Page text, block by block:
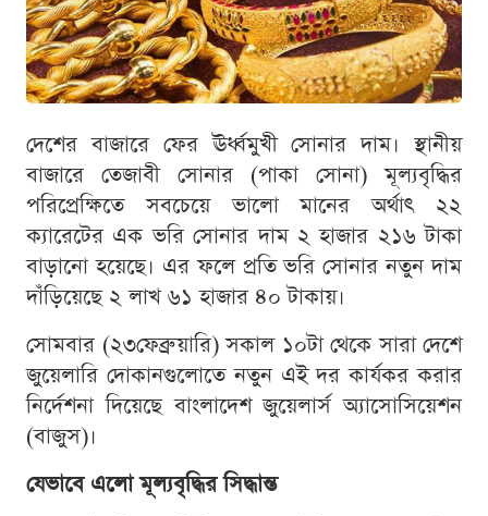
দেশের বাজারে ফের ঊর্ধ্বমুখী সোনার দাম। স্থানীয়
বাজারে তেজাবী সোনার (পাকা সোনা) মূল্যবৃদ্ধির
পরিপ্রেক্ষিতে সবচেয়ে ভালো মানের অর্থাৎ ২২
ক্যারেটের এক ভরি সোনার দাম ২ হাজার ২১৬ টাকা
বাড়ানো হয়েছে। এর ফলে প্রতি ভরি সোনার নতুন দাম
দাঁড়িয়েছে ২ লাখ ৬১ হাজার ৪০ টাকায়।
সোমবার (২৩ফেব্রুয়ারি) সকাল ১০টা থেকে সারা দেশে
জুয়েলারি দোকানগুলোতে নতুন এই দর কার্যকর করার
নির্দেশনা দিয়েছে বাংলাদেশ জুয়েলার্স অ্যাসোসিয়েশন
(বাজুস)।
যেভাবে এলো মূল্যবৃদ্ধির সিদ্ধান্ত